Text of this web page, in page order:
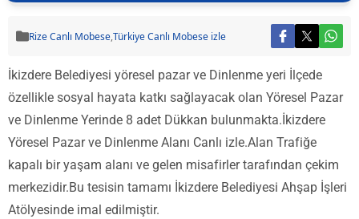
Rize Canlı Mobese,Türkiye Canlı Mobese izle
İkizdere Belediyesi yöresel pazar ve Dinlenme yeri İlçede
özellikle sosyal hayata katkı sağlayacak olan Yöresel Pazar
ve Dinlenme Yerinde 8 adet Dükkan bulunmakta.İkizdere
Yöresel Pazar ve Dinlenme Alanı Canlı izle.Alan Trafiğe
kapalı bir yaşam alanı ve gelen misafirler tarafından çekim
merkezidir.Bu tesisin tamamı İkizdere Belediyesi Ahşap İşleri
Atölyesinde imal edilmiştir.